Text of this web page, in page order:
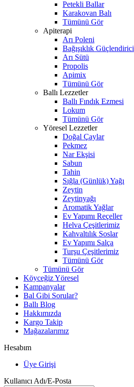
Petekli Ballar
Karakovan Balı
Tümünü Gör
Apiterapi
Arı Poleni
Bağışıklık Güçlendirici
Arı Sütü
Propolis
Apimix
Tümünü Gör
Ballı Lezzetler
Ballı Fındık Ezmesi
Lokum
Tümünü Gör
Yöresel Lezzetler
Doğal Çaylar
Pekmez
Nar Ekşisi
Sabun
Tahin
Sığla (Günlük) Yağı
Zeytin
Zeytinyağı
Aromatik Yağlar
Ev Yapımı Reçeller
Helva Çeşitlerimiz
Kahvaltılık Soslar
Ev Yapımı Salça
Turşu Çeşitlerimiz
Tümünü Gör
Tümünü Gör
Köyceğiz Yöresel
Kampanyalar
Bal Gibi Sorular?
Ballı Blog
Hakkımızda
Kargo Takip
Mağazalarımız
Hesabım
Üye Girişi
Kullanıcı Adı/E-Posta